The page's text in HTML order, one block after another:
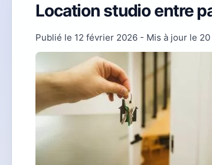
Location studio entre
Publié le 12 février 2026 - Mis à jour le